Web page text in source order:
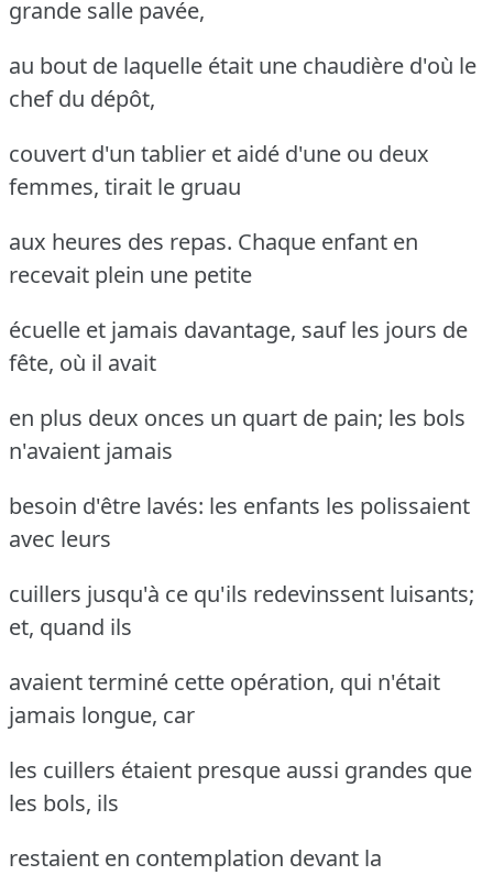
grande salle pavée,
au bout de laquelle était une chaudière d'où le
chef du dépôt,
couvert d'un tablier et aidé d'une ou deux
femmes, tirait le gruau
aux heures des repas. Chaque enfant en
recevait plein une petite
écuelle et jamais davantage, sauf les jours de
fête, où il avait
en plus deux onces un quart de pain; les bols
n'avaient jamais
besoin d'être lavés: les enfants les polissaient
avec leurs
cuillers jusqu'à ce qu'ils redevinssent luisants;
et, quand ils
avaient terminé cette opération, qui n'était
jamais longue, car
les cuillers étaient presque aussi grandes que
les bols, ils
restaient en contemplation devant la